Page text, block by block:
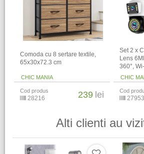
Comoda cu 8 sertare textile,
65x30x72.3 cm
CHIC MANIA
Cod produs
28216 239 lei
Set 2 x
Lens
360°,
CHIC
Cod
27953
Alti clienti au